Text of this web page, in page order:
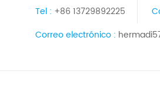
Tel : +86 13729892225
Correo electrónico :